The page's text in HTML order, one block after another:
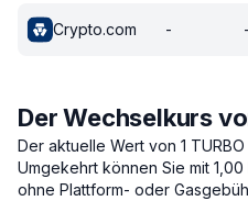
Crypto.com - -
Der Wechselkurs
Der aktuelle Wert von 1
Umgekehrt können Sie mit 1,00
ohne Plattform- oder